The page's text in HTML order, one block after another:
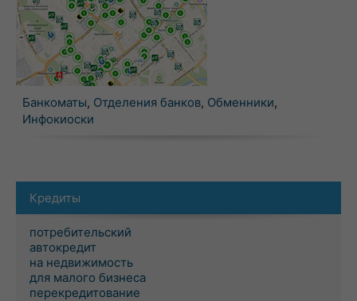
Банкоматы, Отделения банков, Обменники,
Инфокиоски
Кредиты
потребительский
автокредит
на недвижимость
для малого бизнеса
перекредитование